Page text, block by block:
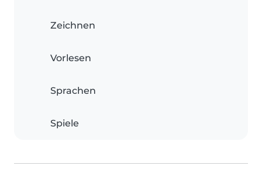
Zeichnen
Vorlesen
Sprachen
Spiele